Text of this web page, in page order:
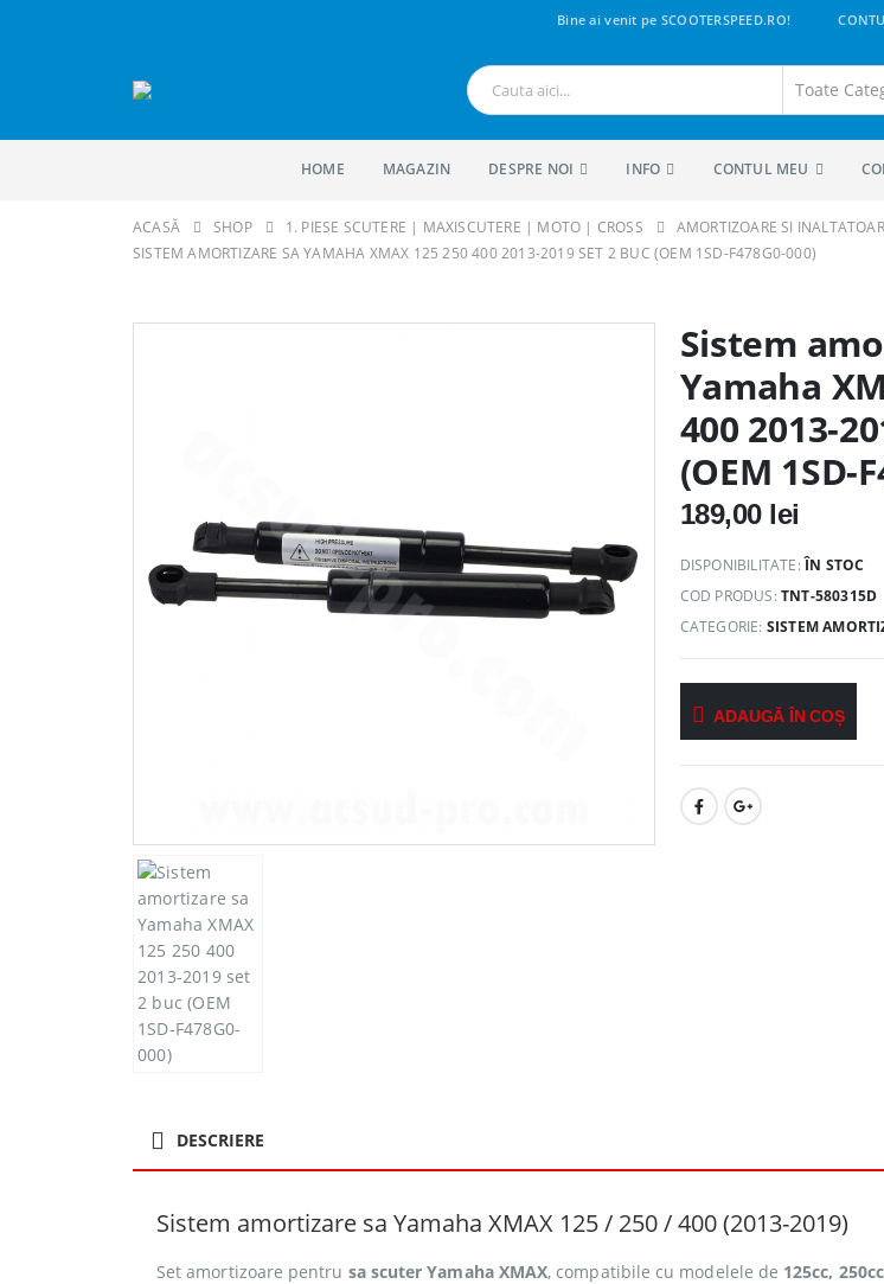
Bine ai venit pe SCOOTERSPEED.RO!
HOME MAGAZIN DESPRE NOI INFO CONTUL MEU
ACASĂ SHOP 1. PIESE SCUTERE | MAXISCUTERE | MOTO | CROSS AMORTIZOARE SI
SISTEM AMORTIZARE SA YAMAHA XMAX 125 250 400 2013-2019 SET 2 BUC (OEM 1SD-F478G0-000)
Sistem
Yamaha
400 2013-
(OEM 1SD-
189,00 lei
DISPONIBILITATE:ÎN STOC
COD PRODUS:TNT-580315D
CATEGORIE: SISTEM
ADAUGĂ ÎN COȘ
DESCRIERE
Sistem amortizare sa Yamaha XMAX 125 / 250 / 400 (2013-2019)
Set amortizoare pentru sa scuter Yamaha XMAX, compatibile cu modelele de 125cc,